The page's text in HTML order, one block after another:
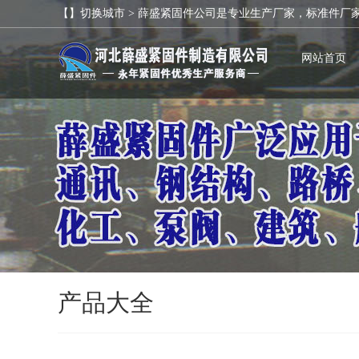
【】切换城市 > 薛盛紧固件公司是专业生产厂家，标准件厂
网站首页
产品大全